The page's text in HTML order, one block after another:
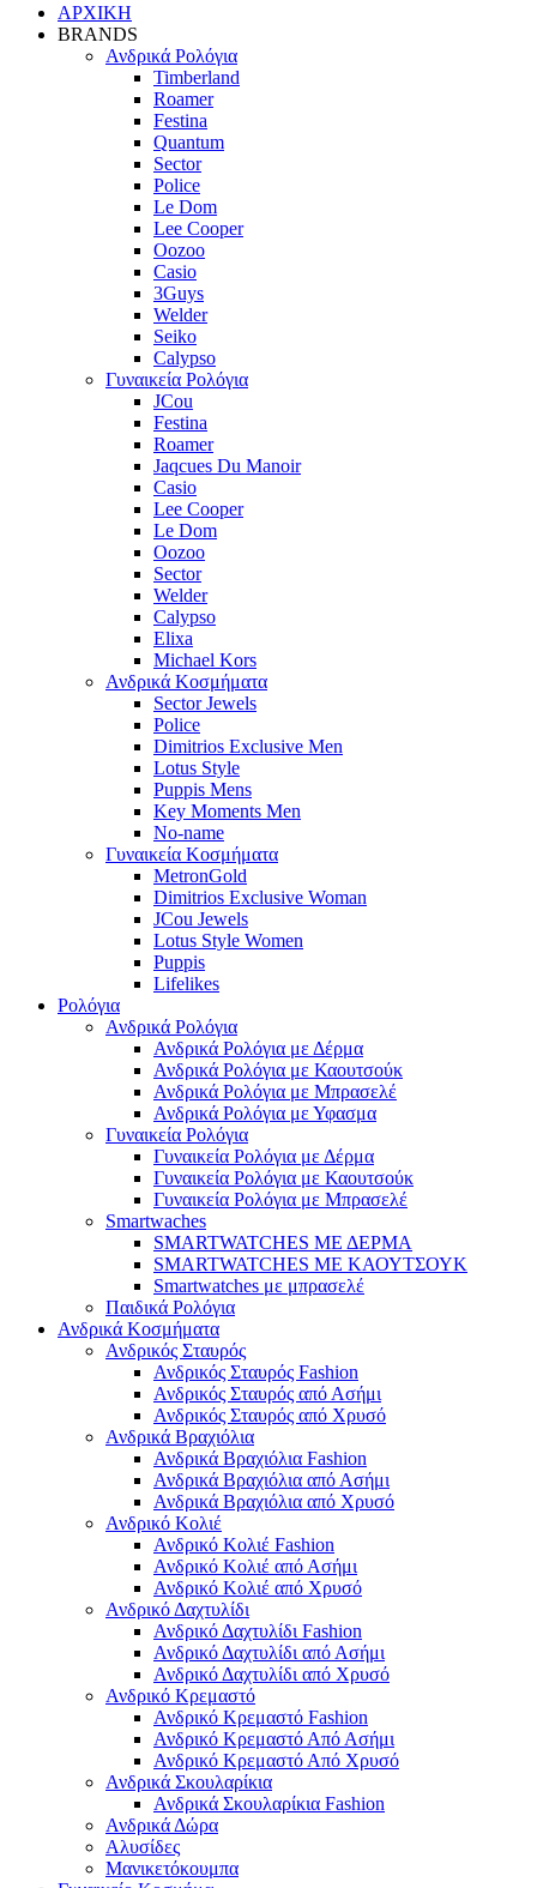
ΑΡΧΙΚΗ
BRANDS
Ανδρικά Ρολόγια
Timberland
Roamer
Festina
Quantum
Sector
Police
Le Dom
Lee Cooper
Oozoo
Casio
3Guys
Welder
Seiko
Calypso
Γυναικεία Ρολόγια
JCou
Festina
Roamer
Jaqcues Du Manoir
Casio
Lee Cooper
Le Dom
Oozoo
Sector
Welder
Calypso
Elixa
Michael Kors
Ανδρικά Κοσμήματα
Sector Jewels
Police
Dimitrios Exclusive Men
Lotus Style
Puppis Mens
Key Moments Men
No-name
Γυναικεία Κοσμήματα
MetronGold
Dimitrios Exclusive Woman
JCou Jewels
Lotus Style Women
Puppis
Lifelikes
Ρολόγια
Ανδρικά Ρολόγια
Ανδρικά Ρολόγια με Δέρμα
Ανδρικά Ρολόγια με Καουτσούκ
Ανδρικά Ρολόγια με Μπρασελέ
Ανδρικά Ρολόγια με Υφασμα
Γυναικεία Ρολόγια
Γυναικεία Ρολόγια με Δέρμα
Γυναικεία Ρολόγια με Καουτσούκ
Γυναικεία Ρολόγια με Μπρασελέ
Smartwaches
SMARTWATCHES ΜΕ ΔΕΡΜΑ
SMARTWATCHES ΜΕ ΚΑΟΥΤΣΟΥΚ
Smartwatches με μπρασελέ
Παιδικά Ρολόγια
Ανδρικά Κοσμήματα
Ανδρικός Σταυρός
Ανδρικός Σταυρός Fashion
Ανδρικός Σταυρός από Ασήμι
Ανδρικός Σταυρός από Χρυσό
Ανδρικά Βραχιόλια
Ανδρικά Βραχιόλια Fashion
Ανδρικά Βραχιόλια από Ασήμι
Ανδρικά Βραχιόλια από Χρυσό
Ανδρικό Κολιέ
Ανδρικό Κολιέ Fashion
Ανδρικό Κολιέ από Ασήμι
Ανδρικό Κολιέ από Χρυσό
Ανδρικό Δαχτυλίδι
Ανδρικό Δαχτυλίδι Fashion
Ανδρικό Δαχτυλίδι από Ασήμι
Ανδρικό Δαχτυλίδι από Χρυσό
Ανδρικό Κρεμαστό
Ανδρικό Κρεμαστό Fashion
Ανδρικό Κρεμαστό Από Ασήμι
Ανδρικό Κρεμαστό Από Χρυσό
Ανδρικά Σκουλαρίκια
Ανδρικά Σκουλαρίκια Fashion
Ανδρικά Δώρα
Αλυσίδες
Μανικετόκουμπα